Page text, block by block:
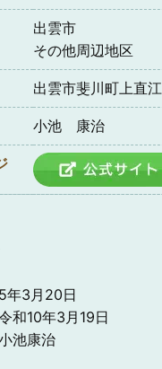
出雲市
その他周辺地区
出雲市斐川町上直江
小池 康治
年3月20日
和10年3月19日
池康治